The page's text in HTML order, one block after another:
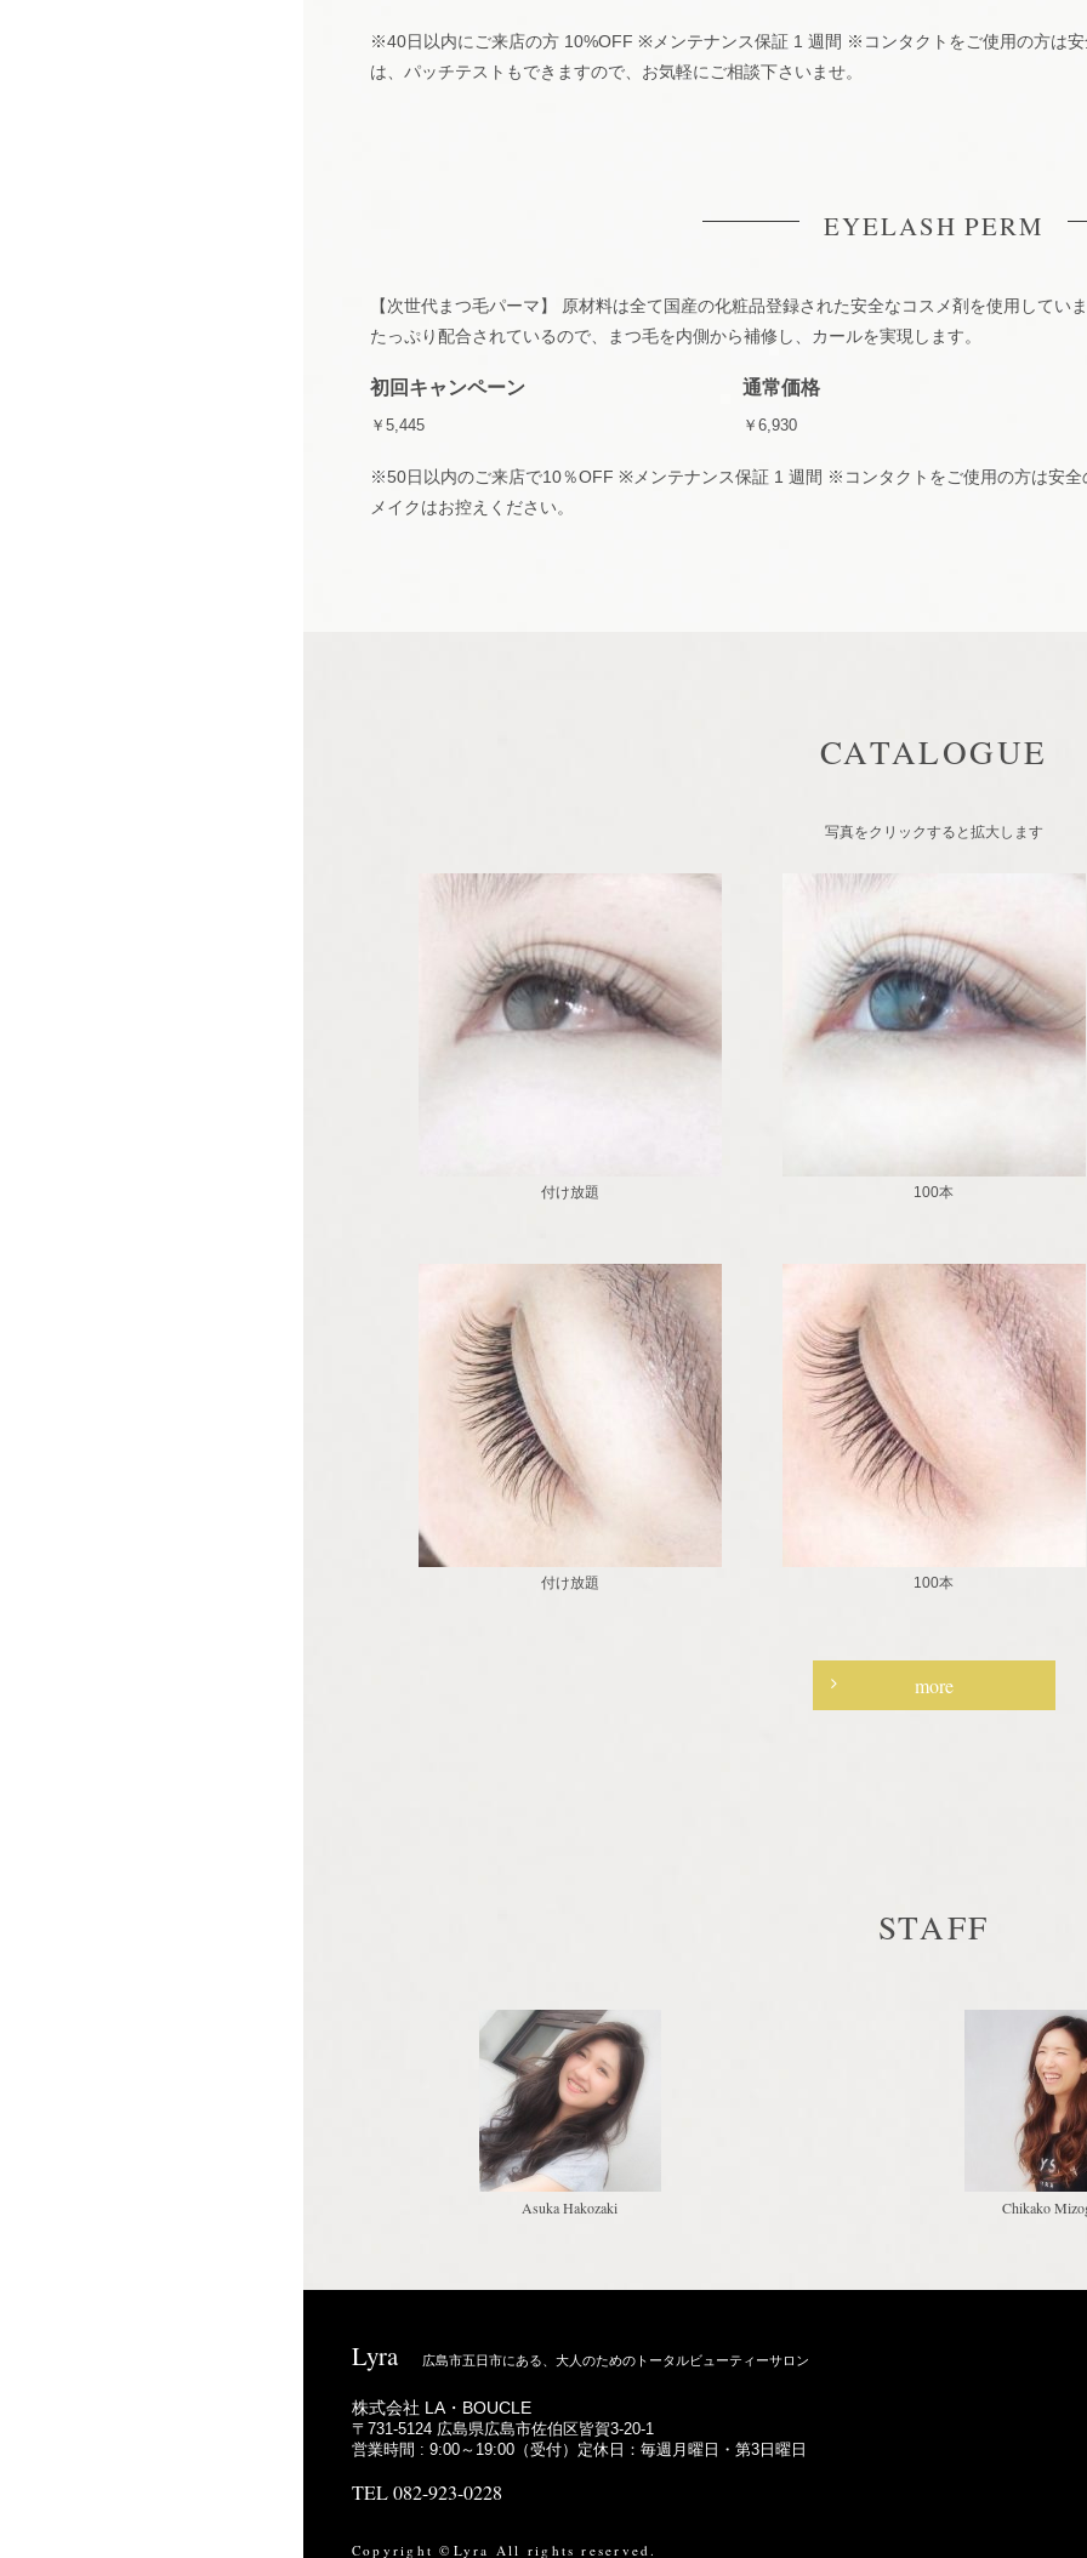
※40日以内にご来店の方 10%OFF ※メンテナンス保証 1 週間 ※コンタクトをご使用の方は
は、パッチテストもできますので、お気軽にご相談下さいませ。
EYELASH PERM
【次世代まつ毛パーマ】 原材料は全て国産の化粧品登録された安全なコスメ剤を使用して
たっぷり配合されているので、まつ毛を内側から補修し、カールを実現します。
初回キャンペーン
￥5,445
通常価格
￥6,930
※50日以内のご来店で10％OFF ※メンテナンス保証 1 週間 ※コンタクトをご使用の方は安
メイクはお控えください。
CATALOGUE
写真をクリックすると拡大します
付け放題 100本
付け放題 100本
more
STAFF
Asuka Hakozaki Chikako
Lyra 広島市五日市にある、大人のためのトータルビューティーサロン
株式会社 LA・BOUCLE
〒731-5124 広島県広島市佐伯区皆賀3-20-1
営業時間 : 9:00～19:00（受付） 定休日：毎週月曜日・第3日曜日
TEL 082-923-0228
Copyright ©Lyra All rights reserved.